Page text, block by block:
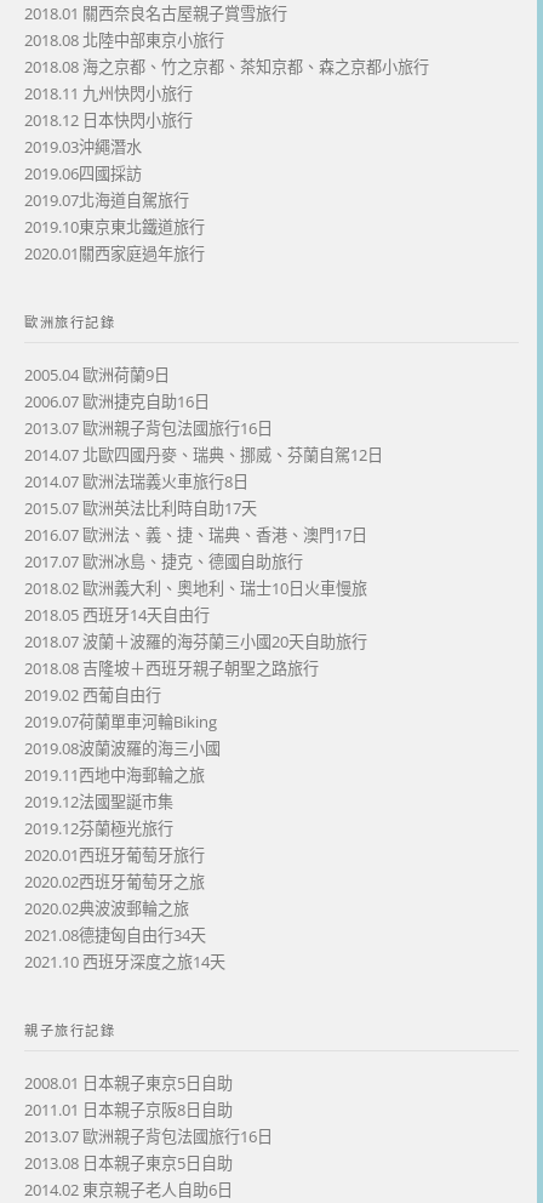
2018.01 關西奈良名古屋親子賞雪旅行
2018.08 北陸中部東京小旅行
2018.08 海之京都、竹之京都、茶知京都、森之京都小旅行
2018.11 九州快閃小旅行
2018.12 日本快閃小旅行
2019.03沖繩潛水
2019.06四國採訪
2019.07北海道自駕旅行
2019.10東京東北鐵道旅行
2020.01關西家庭過年旅行
歐洲旅行記錄
2005.04 歐洲荷蘭9日
2006.07 歐洲捷克自助16日
2013.07 歐洲親子背包法國旅行16日
2014.07 北歐四國丹麥、瑞典、挪威、芬蘭自駕12日
2014.07 歐洲法瑞義火車旅行8日
2015.07 歐洲英法比利時自助17天
2016.07 歐洲法、義、捷、瑞典、香港、澳門17日
2017.07 歐洲冰島、捷克、德國自助旅行
2018.02 歐洲義大利、奧地利、瑞士10日火車慢旅
2018.05 西班牙14天自由行
2018.07 波蘭＋波羅的海芬蘭三小國20天自助旅行
2018.08 吉隆坡＋西班牙親子朝聖之路旅行
2019.02 西葡自由行
2019.07荷蘭單車河輪Biking
2019.08波蘭波羅的海三小國
2019.11西地中海郵輪之旅
2019.12法國聖誕市集
2019.12芬蘭極光旅行
2020.01西班牙葡萄牙旅行
2020.02西班牙葡萄牙之旅
2020.02典波波郵輪之旅
2021.08德捷匈自由行34天
2021.10 西班牙深度之旅14天
親子旅行記錄
2008.01 日本親子東京5日自助
2011.01 日本親子京阪8日自助
2013.07 歐洲親子背包法國旅行16日
2013.08 日本親子東京5日自助
2014.02 東京親子老人自助6日